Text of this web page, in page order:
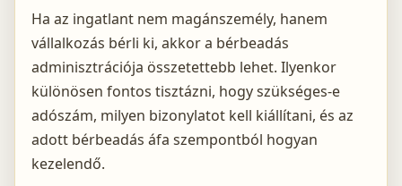
Ha az ingatlant nem magánszemély, hanem
vállalkozás bérli ki, akkor a bérbeadás
adminisztrációja összetettebb lehet. Ilyenkor
különösen fontos tisztázni, hogy szükséges-e
adószám, milyen bizonylatot kell kiállítani, és az
adott bérbeadás áfa szempontból hogyan
kezelendő.